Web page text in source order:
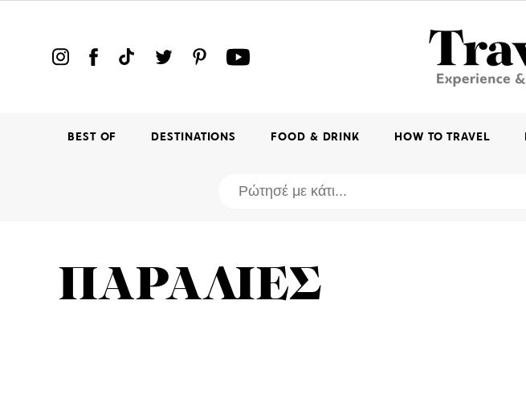
BEST OF DESTINATIONS FOOD & DRINK HOW TO TRAVEL
ΠΑΡΑΛΙΕΣ